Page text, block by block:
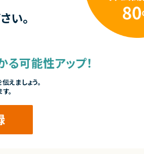
い。
可能性アップ！
えましょう。
。